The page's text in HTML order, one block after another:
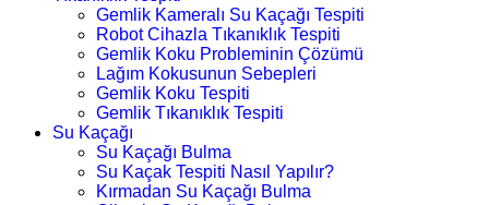
Gemlik Kameralı Su Kaçağı Tespiti
Robot Cihazla Tıkanıklık Tespiti
Gemlik Koku Probleminin Çözümü
Lağım Kokusunun Sebepleri
Gemlik Koku Tespiti
Gemlik Tıkanıklık Tespiti
Su Kaçağı
Su Kaçağı Bulma
Su Kaçak Tespiti Nasıl Yapılır?
Kırmadan Su Kaçağı Bulma